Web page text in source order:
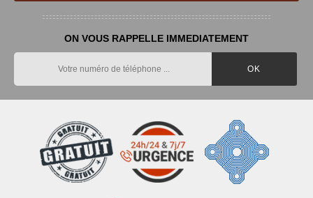
ON VOUS RAPPELLE IMMEDIATEMENT